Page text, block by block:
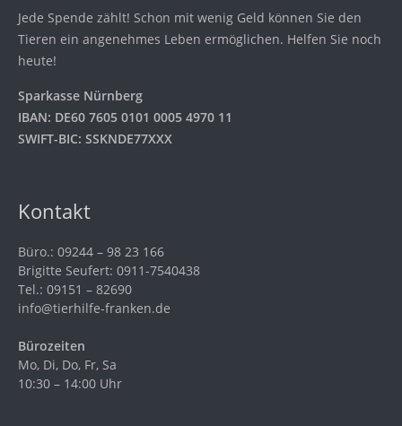
Jede Spende zählt! Schon mit wenig Geld können Sie den
Tieren ein angenehmes Leben ermöglichen. Helfen Sie noch
heute!
Sparkasse Nürnberg
IBAN: DE60 7605 0101 0005 4970 11
SWIFT-BIC: SSKNDE77XXX
Kontakt
Büro.: 09244 – 98 23 166
Brigitte Seufert: 0911-7540438
Tel.: 09151 – 82690
info@tierhilfe-franken.de
Bürozeiten
Mo, Di, Do, Fr, Sa
10:30 – 14:00 Uhr